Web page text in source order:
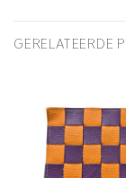
GERELATEERDE